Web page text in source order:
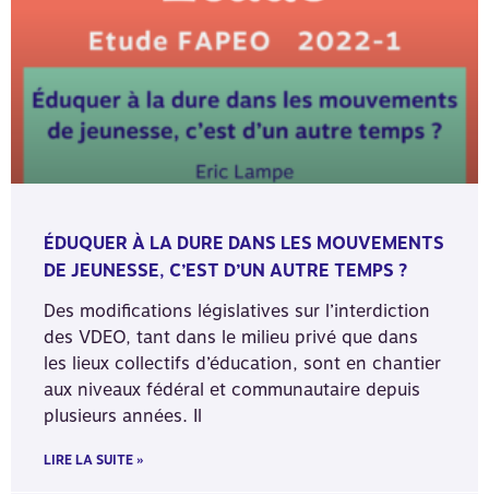
ÉDUQUER À LA DURE DANS LES MOUVEMENTS
DE JEUNESSE, C’EST D’UN AUTRE TEMPS ?
Des modifications législatives sur l’interdiction
des VDEO, tant dans le milieu privé que dans
les lieux collectifs d’éducation, sont en chantier
aux niveaux fédéral et communautaire depuis
plusieurs années. Il
LIRE LA SUITE »